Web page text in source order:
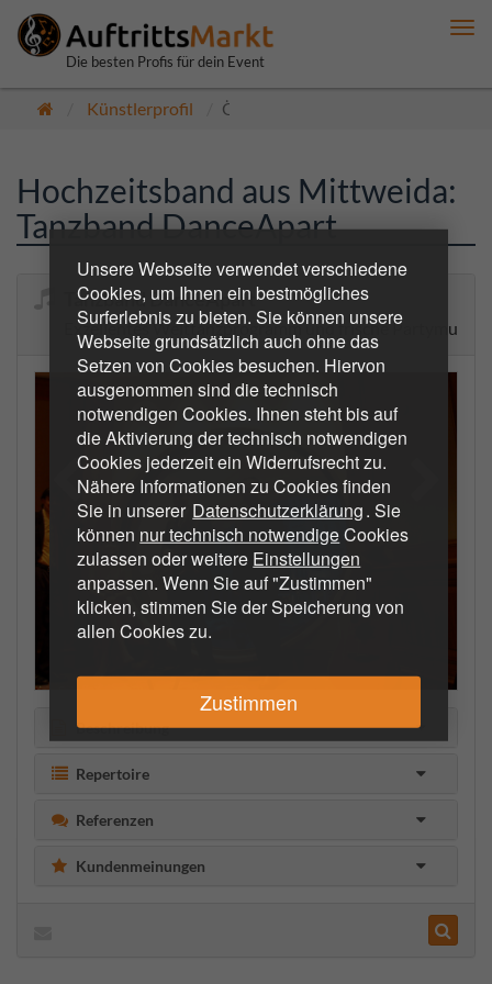
Unsere Webseite verwendet verschiedene
Cookies, um Ihnen ein bestmögliches
Surferlebnis zu bieten. Sie können unsere
Webseite grundsätzlich auch ohne das
Setzen von Cookies besuchen. Hiervon
ausgenommen sind die technisch
notwendigen Cookies. Ihnen steht bis auf
die Aktivierung der technisch notwendigen
Cookies jederzeit ein Widerrufsrecht zu.
Nähere Informationen zu Cookies finden
Sie in unserer Datenschutzerklärung. Sie
können nur technisch notwendigeCookies
zulassen oder weitere Einstellungen
anpassen. Wenn Sie auf "Zustimmen"
klicken, stimmen Sie der Speicherung von
allen Cookies zu.
Zustimmen
Die besten Profis für dein Event
Künstlerprofil Öffentlich
Hochzeitsband aus Mittweida:
Tanzband DanceApart
Tanzband DanceApart
Exzellentes Welttanzprogramm und frische Partymusik
Beschreibung
Repertoire
Referenzen
Kundenmeinungen